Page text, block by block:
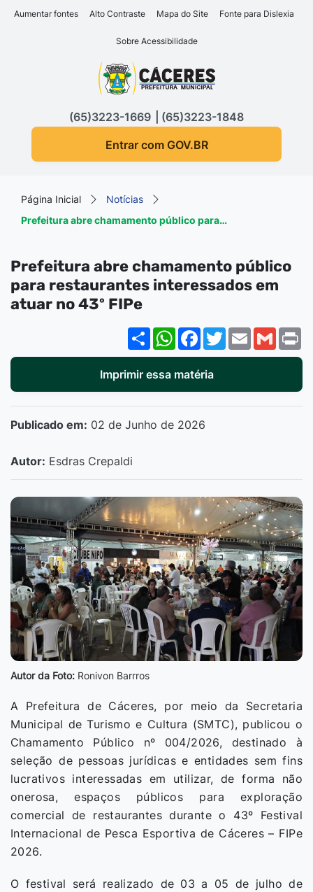
Seção de atalhos e links
Ir para o conteúdo [alt+1]
Ir para o rodapé [alt+4]
Aumentar fontes Alto Contraste Mapa do Site Fonte para Dislexia
Sobre Acessibilidade
Seção do menu principal
(65)3223-1669
(65)3223-1848
Entrar com GOV.BR
Página Inicial
Notícias
Prefeitura abre chamamento público para…
Prefeitura abre chamamento público
para restaurantes interessados em
atuar no 43º FIPe
ShareWhatsApp
Facebook
Twitter
EmailGmail
Imprimir essa matéria
Publicado em: 02 de Junho de 2026
Autor: Esdras Crepaldi
Autor da Foto: Ronivon Barrros
A Prefeitura de Cáceres, por meio da Secretaria
Municipal de Turismo e Cultura (SMTC), publicou o
Chamamento Público nº 004/2026, destinado à
seleção de pessoas jurídicas e entidades sem fins
lucrativos interessadas em utilizar, de forma não
onerosa, espaços públicos para exploração
comercial de restaurantes durante o 43º Festival
Internacional de Pesca Esportiva de Cáceres – FIPe
2026.
O festival será realizado de 03 a 05 de julho de